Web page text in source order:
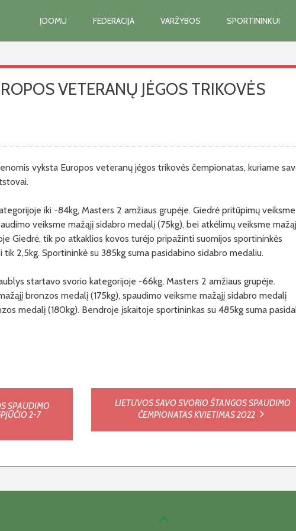
ĮDOMU FEDERACIJA VARŽYBOS SPORTININKUI
VETERANŲ JĖGOS TRIKOVĖS
vyksta Europos veteranų jėgos trikovės čempionatas, kuriame
iki -84kg, Masters 2 amžiaus grupėje. Giedrė pritūpimų veiksme
veiksme mažąjį sidabro medalį (75kg), bei atkėlimų veiksme
Giedrė, tik po atkaklios kovos turėjo pripažinti suomijos sportininkės
2,5kg. Sportininkė su 385kg suma pasidabino sidabro medaliu.
startavo svorio kategorijoje -66kg, Masters 2 amžiaus grupėje.
bronzos medalį (175kg), spaudimo veiksme mažąjį sidabro medalį
medalį (180kg). Bendroje įskaitoje sportininkas su 485kg suma
SPAUDIMO
2-7
LIETUVOS SAVO SVORIO ŠTANGOS SPAUDIMO
ČEMPIONATAS KVIETIMAS 2022